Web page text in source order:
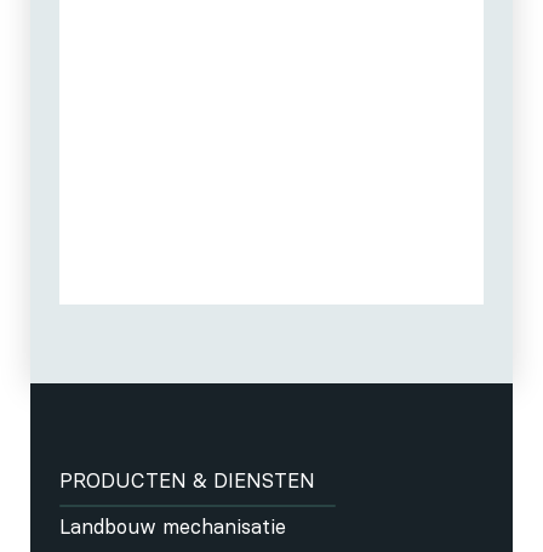
PRODUCTEN & DIENSTEN
Landbouw mechanisatie